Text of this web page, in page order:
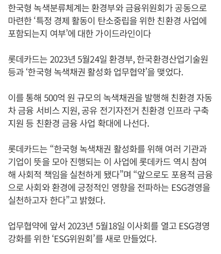
한국형 녹색분류체계는 환경부와 금융위원회가 공동으로
마련한 ‘특정 경제 활동이 탄소중립을 위한 친환경 사업에
포함되는지 여부’에 대한 가이드라인이다
롯데카드는 2023년 5월24일 환경부, 한국환경산업기술원
등과 ‘한국형 녹색채권 활성화 업무협약’을 맺었다.
이를 통해 500억 원 규모의 녹색채권을 발행해 친환경 자동
차 금융 서비스 지원, 공유 전기자전거 친환경 인프라 구축
지원 등 친환경 금융 사업 확대에 나선다.
롯데카드는 “한국형 녹색채권 활성화를 위해 여러 기관과
기업이 뜻을 모아 진행되는 이 사업에 롯데카드 역시 참여
해 사회적 책임을 실천하게 됐다”며 “앞으로도 포용적 금융
으로 사회와 환경에 긍정적인 영향을 전파하는 ESG경영을
실천하고자 한다”고 밝혔다.
업무협약에 앞서 2023년 5월18일 이사회를 열고 ESG경영
강화를 위한 ‘ESG위원회’를 새로 만들었다.